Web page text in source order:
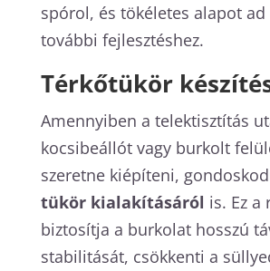
spórol, és tökéletes alapot
további fejlesztéshez.
Térkőtükör
Amennyiben a telektisztítás
kocsibeállót vagy burkolt
szeretne kiépíteni,
tükör kialakításáról is. Ez a
biztosítja a burkolat hosszú
stabilitását, csökkenti a